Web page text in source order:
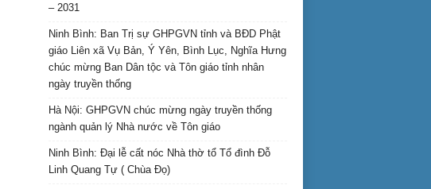
– 2031
Ninh Bình: Ban Trị sự GHPGVN tỉnh và BĐD Phật
giáo Liên xã Vụ Bản, Ý Yên, Bình Lục, Nghĩa Hưng
chúc mừng Ban Dân tộc và Tôn giáo tỉnh nhân
ngày truyền thống
Hà Nội: GHPGVN chúc mừng ngày truyền thống
ngành quản lý Nhà nước về Tôn giáo
Ninh Bình: Đại lễ cất nóc Nhà thờ tổ Tổ đình Đỗ
Linh Quang Tự ( Chùa Đọ)